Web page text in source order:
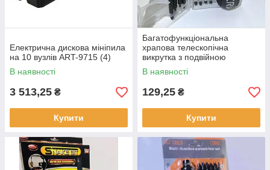
Електрична дискова мініпила
на 10 вузлів ART-9715 (4)
В наявності
3 513,25 ₴
Купити
Багатофункціональна
храпова телескопічна
викрутка з подвійною
головкоюTOOLS 18 (120 шт./
ящ)
В наявності
129,25 ₴
Купити